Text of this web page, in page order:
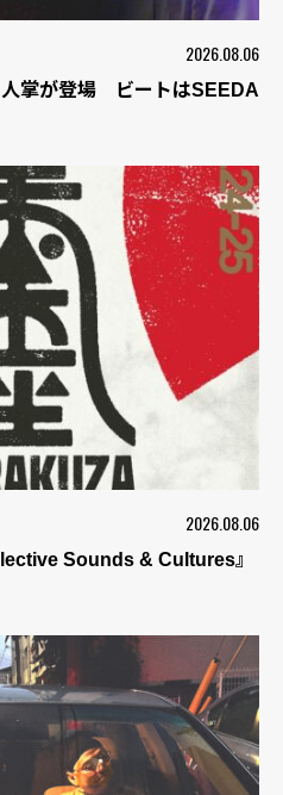
2026.08.06
人掌が登場 ビートはSEEDA
2026.08.06
Sounds & Cultures』